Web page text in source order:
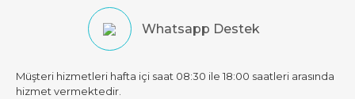
Whatsapp Destek
Müşteri hizmetleri hafta içi saat 08:30 ile 18:00 saatleri arasında
hizmet vermektedir.